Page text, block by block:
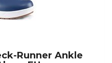
Runner Ankle